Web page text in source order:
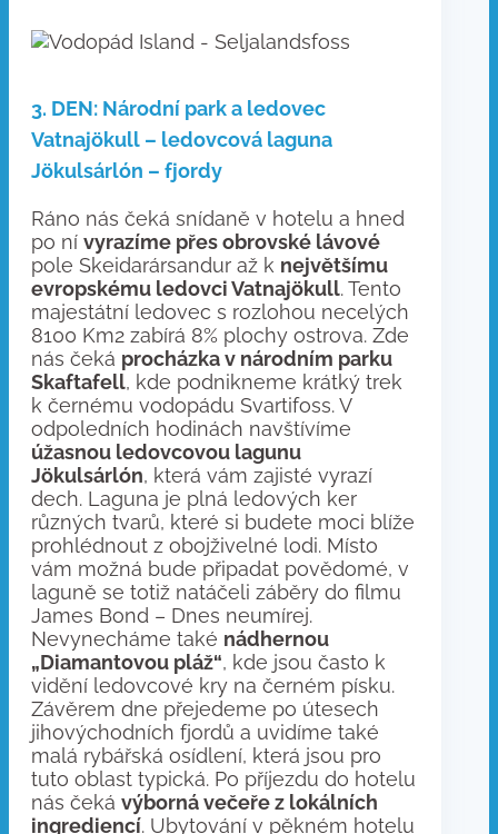
3. DEN: Národní park a ledovec
Vatnajökull – ledovcová laguna
Jökulsárlón – fjordy
Ráno nás čeká snídaně v hotelu a hned
po ní vyrazíme přes obrovské lávové
pole Skeidarársandur až k největšímu
evropskému ledovci Vatnajökull. Tento
majestátní ledovec s rozlohou necelých
8100 Km2 zabírá 8% plochy ostrova. Zde
nás čeká procházka v národním parku
Skaftafell, kde podnikneme krátký trek
k černému vodopádu Svartifoss. V
odpoledních hodinách navštívíme
úžasnou ledovcovou lagunu
Jökulsárlón, která vám zajisté vyrazí
dech. Laguna je plná ledových ker
různých tvarů, které si budete moci blíže
prohlédnout z obojživelné lodi. Místo
vám možná bude připadat povědomé, v
laguně se totiž natáčeli záběry do filmu
James Bond – Dnes neumírej.
Nevynecháme také nádhernou
„Diamantovou pláž“, kde jsou často k
vidění ledovcové kry na černém písku.
Závěrem dne přejedeme po útesech
jihovýchodních fjordů a uvidíme také
malá rybářská osídlení, která jsou pro
tuto oblast typická. Po příjezdu do hotelu
nás čeká výborná večeře z lokálních
ingrediencí. Ubytování v pěkném hotelu